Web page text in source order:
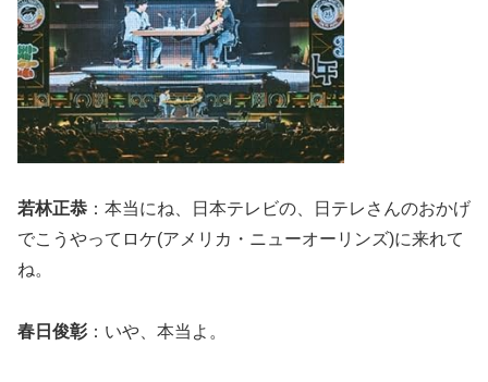
若林正恭 ：本当にね、日本テレビの、日テレさんのおかげ
でこうやってロケ(アメリカ・ニューオーリンズ)に来れて
ね。
春日俊彰 ：いや、本当よ。